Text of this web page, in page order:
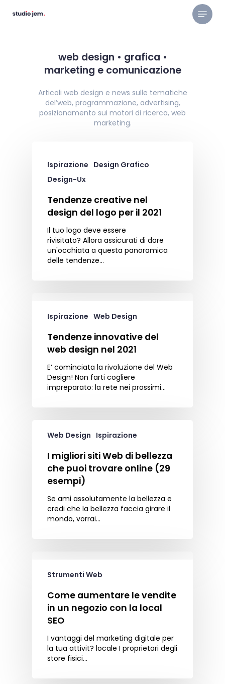
Menu
web design • grafica •
marketing e comunicazione
Articoli web design e news sulle tematiche
del’web, programmazione, advertising,
posizionamento sui motori di ricerca, web
marketing.
Ispirazione Design Grafico
Design-Ux
Tendenze creative nel
design del logo per il 2021
Il tuo logo deve essere
rivisitato? Allora assicurati di dare
un'occhiata a questa panoramica
delle tendenze…
Ispirazione Web Design
Tendenze innovative del
web design nel 2021
E’ cominciata la rivoluzione del Web
Design! Non farti cogliere
impreparato: la rete nei prossimi…
Web Design Ispirazione
I migliori siti Web di bellezza
che puoi trovare online (29
esempi)
Se ami assolutamente la bellezza e
credi che la bellezza faccia girare il
mondo, vorrai…
Strumenti Web
Come aumentare le vendite
in un negozio con la local
SEO
I vantaggi del marketing digitale per
la tua attivit? locale I proprietari degli
store fisici…